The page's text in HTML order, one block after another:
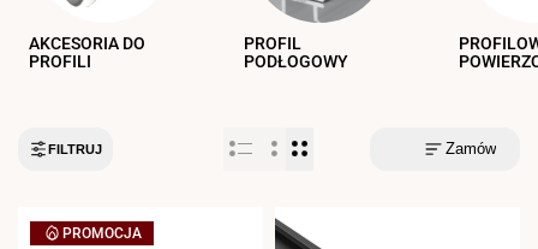
AKCESORIA DO
PROFILI
PROFIL
PODŁOGOWY
FILTRUJ Zamów
PROMOCJA